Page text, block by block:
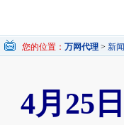
您的位置： 万网代理 > 新
4月25